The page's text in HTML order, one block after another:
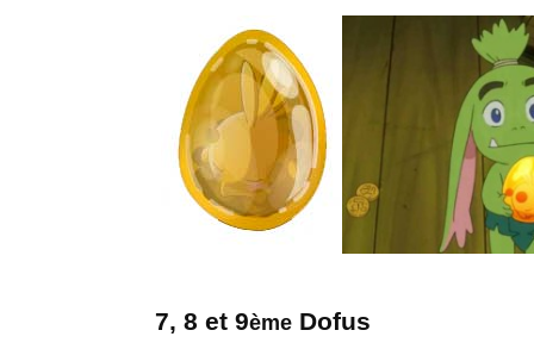
7, 8 et 9ème Dofus